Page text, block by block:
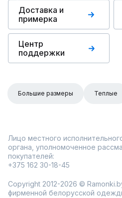
Доставка и
примерка
Центр
поддержки
Большие размеры Теплые
Лицо местного
органа, уполномоченное
покупателей:
+375 162 30-18-45
Copyright 2012-2026 ©
фирменной белорусской